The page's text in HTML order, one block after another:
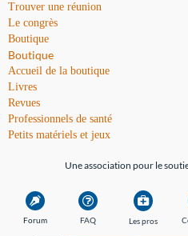
Trouver une réunion
Le congrès
Boutique
Boutique
Accueil de la boutique
Livres
Revues
Professionnels de santé
Petits matériels et jeux
Une association pour le
Forum FAQ Les pros